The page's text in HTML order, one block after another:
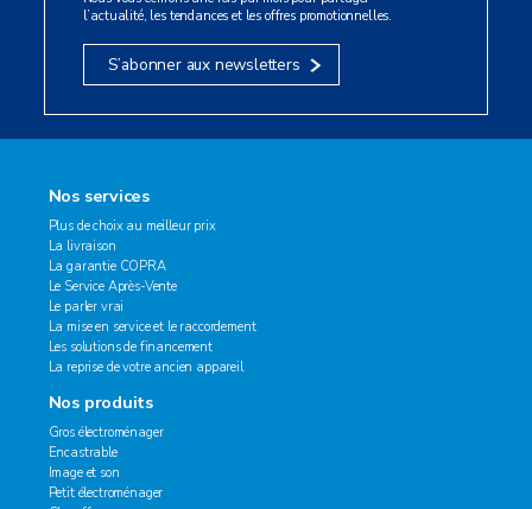
l’actualité, les tendances et les offres promotionnelles.
S’abonner aux newsletters
Nos services
Plus de choix au meilleur prix
La livraison
La garantie COPRA
Le Service Après-Vente
Le parler vrai
La mise en service et le raccordement
Les solutions de financement
La reprise de votre ancien appareil
Nos produits
Gros électroménager
Encastrable
Image et son
Petit électroménager